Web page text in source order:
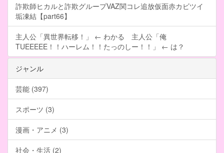
詐欺師ヒカルと詐欺グループVAZ関コレ追放仮面赤カビツイ
垢凍結【part66】
主人公「異世界転移！」 ← わかる 主人公「俺
TUEEEEE！！ハーレム！！たっのしー！！」 ← は？
ジャンル
芸能 (397)
スポーツ (3)
漫画・アニメ (3)
社会・生活 (2)